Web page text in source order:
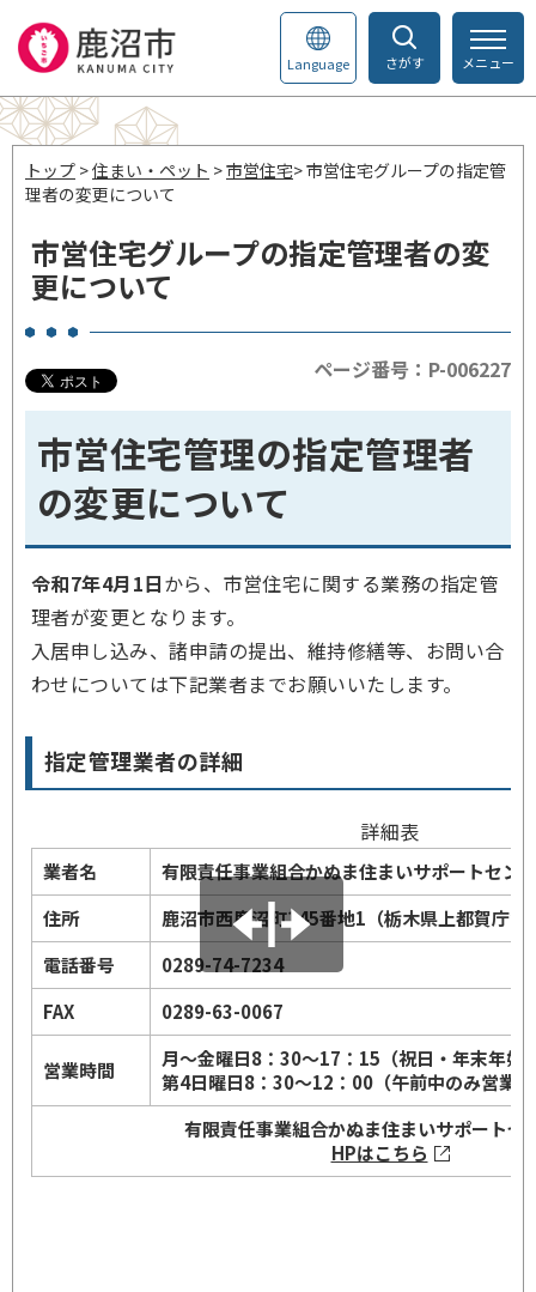
さがす
Language メニュー
トップ >住まい・ペット >市営住宅> 市営住宅グループの指定管
理者の変更について
市営住宅グループの指定管理者の変
更について
ページ番号：P-006227
市営住宅管理の指定管理者
の変更について
令和7年4月1日から、市営住宅に関する業務の指定管
理者が変更となります。
入居申し込み、諸申請の提出、維持修繕等、お問い合
わせについては下記業者までお願いいたします。
指定管理業者の詳細
詳細表
業者名
有限責任事業組合かぬま住まいサポートセン
住所
鹿沼市西鹿沼町145番地1（栃木県上都賀庁舎
電話番号
0289-74-7234
FAX
0289-63-0067
営業時間
月～金曜日8：30～17：15（祝日・年末年始
第4日曜日8：30～12：00（午前中のみ営業）
有限責任事業組合かぬま住まいサポートセ
HPはこちら